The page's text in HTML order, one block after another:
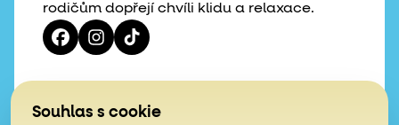
rodičům dopřejí chvíli klidu a relaxace.
Souhlas s cookie